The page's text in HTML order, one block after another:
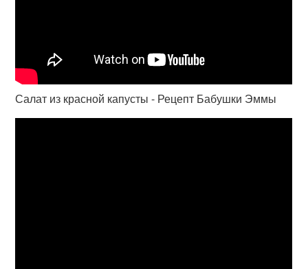
Салат из красной капусты - Рецепт Бабушки Эммы